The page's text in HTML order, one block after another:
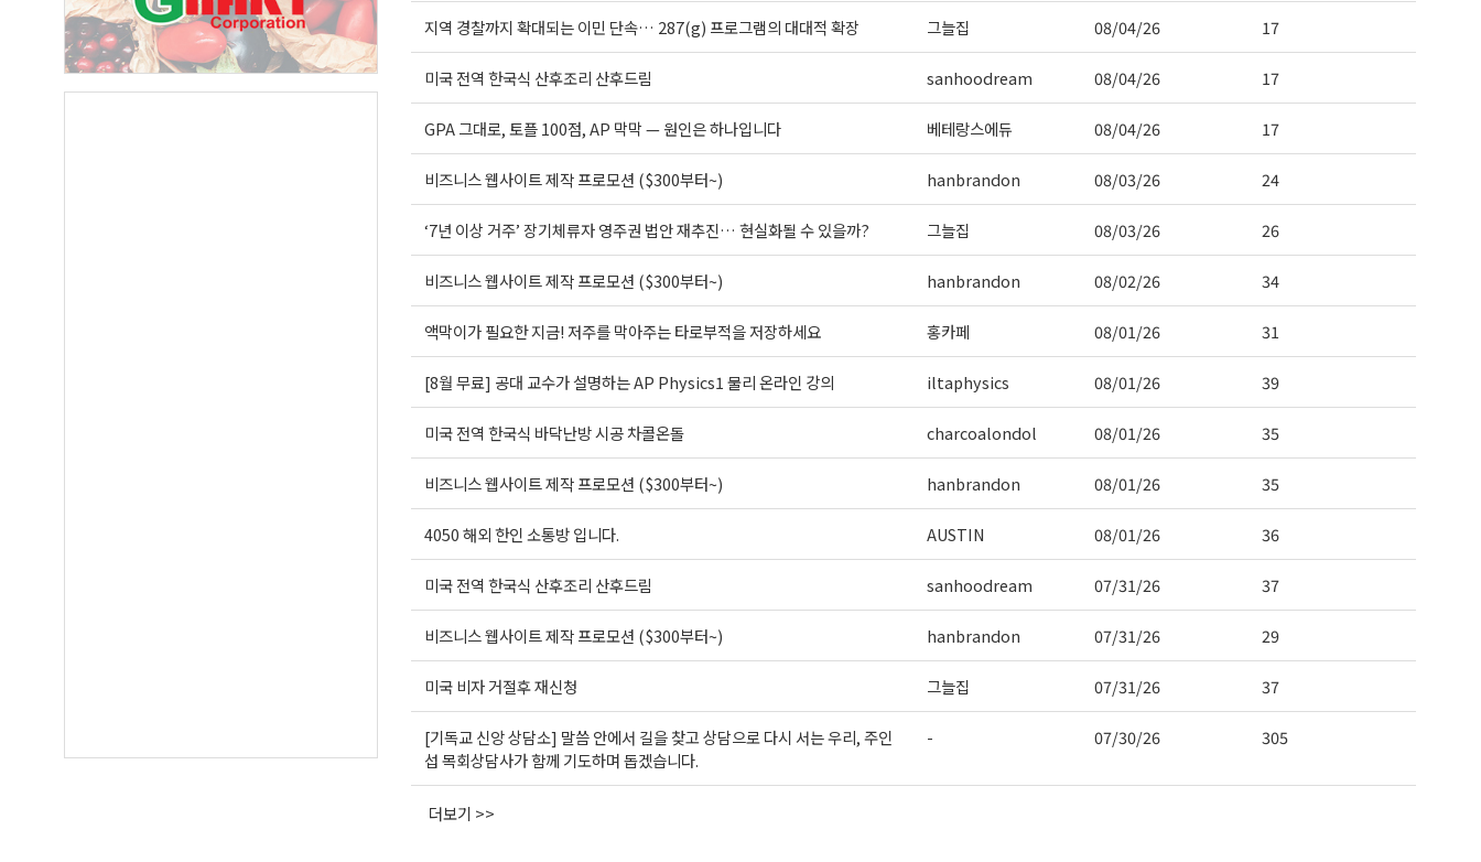
지역 경찰까지 확대되는 이민 단속… 287(g) 프로그램의 대대적 확장 그늘집 08/04/26 17
미국 전역 한국식 산후조리 산후드림 sanhoodream 08/04/26 17
GPA 그대로, 토플 100점, AP 막막 — 원인은 하나입니다 베테랑스에듀 08/04/26 17
비즈니스 웹사이트 제작 프로모션 ($300부터~) hanbrandon 08/03/26 24
‘7년 이상 거주’ 장기체류자 영주권 법안 재추진… 현실화될 수 있을까? 그늘집 08/03/26 26
비즈니스 웹사이트 제작 프로모션 ($300부터~) hanbrandon 08/02/26 34
액막이가 필요한 지금! 저주를 막아주는 타로부적을 저장하세요 홍카페 08/01/26 31
[8월 무료] 공대 교수가 설명하는 AP Physics1 물리 온라인 강의 iltaphysics 08/01/26 39
미국 전역 한국식 바닥난방 시공 차콜온돌 charcoalondol 08/01/26 35
비즈니스 웹사이트 제작 프로모션 ($300부터~) hanbrandon 08/01/26 35
4050 해외 한인 소통방 입니다. AUSTIN 08/01/26 36
미국 전역 한국식 산후조리 산후드림 sanhoodream 07/31/26 37
비즈니스 웹사이트 제작 프로모션 ($300부터~) hanbrandon 07/31/26 29
미국 비자 거절후 재신청 그늘집 07/31/26 37
[기독교 신앙 상담소] 말씀 안에서 길을 찾고 상담으로 다시 서는 우리, 주인
섭 목회상담사가 함께 기도하며 돕겠습니다.
- 07/30/26 305
더보기 >>
오레곤K 뉴스레터 구독하기!